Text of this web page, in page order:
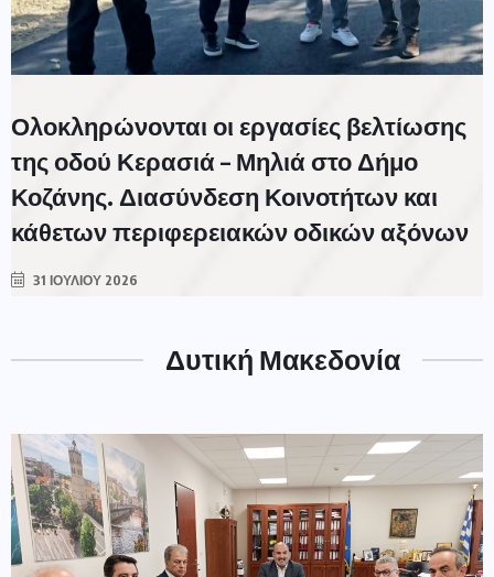
Ολοκληρώνονται οι εργασίες βελτίωσης
της οδού Κερασιά – Μηλιά στο Δήμο
Κοζάνης. Διασύνδεση Κοινοτήτων και
κάθετων περιφερειακών οδικών αξόνων
31 ΙΟΥΛΊΟΥ 2026
Δυτική Μακεδονία